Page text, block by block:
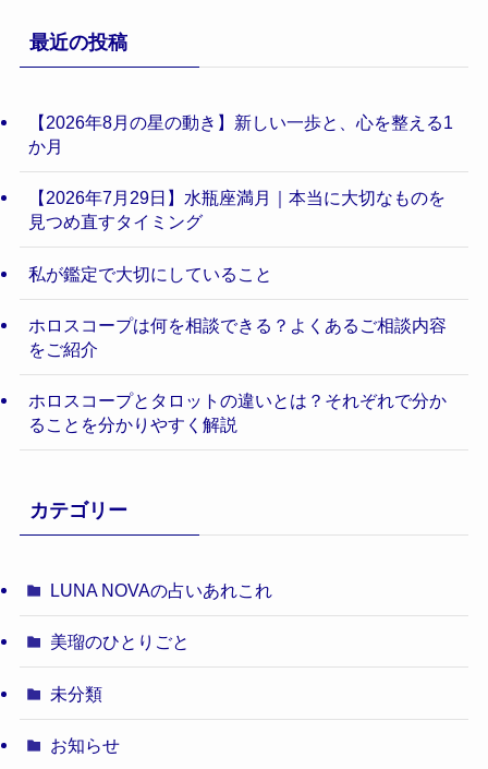
最近の投稿
【2026年8月の星の動き】新しい一歩と、心を整える1
か月
【2026年7月29日】水瓶座満月｜本当に大切なものを
見つめ直すタイミング
私が鑑定で大切にしていること
ホロスコープは何を相談できる？よくあるご相談内容
をご紹介
ホロスコープとタロットの違いとは？それぞれで分か
ることを分かりやすく解説
カテゴリー
LUNA NOVAの占いあれこれ
美瑠のひとりごと
未分類
お知らせ